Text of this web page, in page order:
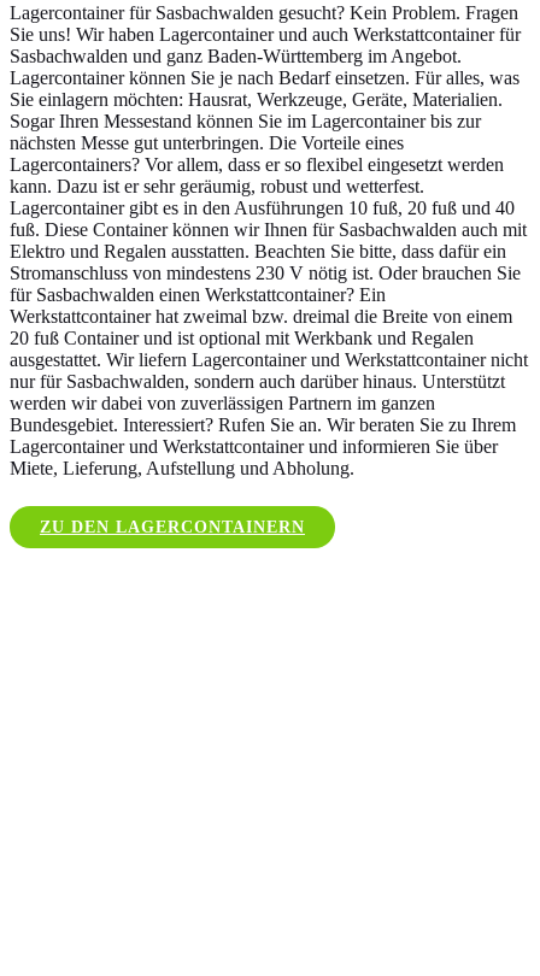
Lagercontainer für Sasbachwalden gesucht? Kein Problem. Fragen
Sie uns! Wir haben Lagercontainer und auch Werkstattcontainer für
Sasbachwalden und ganz Baden-Württemberg im Angebot.
Lagercontainer können Sie je nach Bedarf einsetzen. Für alles, was
Sie einlagern möchten: Hausrat, Werkzeuge, Geräte, Materialien.
Sogar Ihren Messestand können Sie im Lagercontainer bis zur
nächsten Messe gut unterbringen. Die Vorteile eines
Lagercontainers? Vor allem, dass er so flexibel eingesetzt werden
kann. Dazu ist er sehr geräumig, robust und wetterfest.
Lagercontainer gibt es in den Ausführungen 10 fuß, 20 fuß und 40
fuß. Diese Container können wir Ihnen für Sasbachwalden auch mit
Elektro und Regalen ausstatten. Beachten Sie bitte, dass dafür ein
Stromanschluss von mindestens 230 V nötig ist. Oder brauchen Sie
für Sasbachwalden einen Werkstattcontainer? Ein
Werkstattcontainer hat zweimal bzw. dreimal die Breite von einem
20 fuß Container und ist optional mit Werkbank und Regalen
ausgestattet. Wir liefern Lagercontainer und Werkstattcontainer nicht
nur für Sasbachwalden, sondern auch darüber hinaus. Unterstützt
werden wir dabei von zuverlässigen Partnern im ganzen
Bundesgebiet. Interessiert? Rufen Sie an. Wir beraten Sie zu Ihrem
Lagercontainer und Werkstattcontainer und informieren Sie über
Miete, Lieferung, Aufstellung und Abholung.
ZU DEN LAGERCONTAINERN